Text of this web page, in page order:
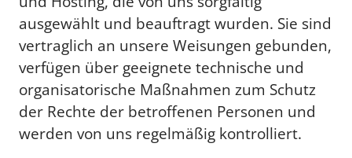
ausgewählt und beauftragt wurden. Sie sind
vertraglich an unsere Weisungen gebunden,
verfügen über geeignete technische und
organisatorische Maßnahmen zum Schutz
der Rechte der betroffenen Personen und
werden von uns regelmäßig kontrolliert.